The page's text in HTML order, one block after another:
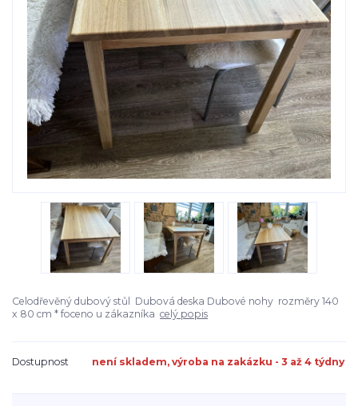
Celodřevěný dubový stůl Dubová deska Dubové nohy rozměry 140
x 80 cm * foceno u zákazníka celý popis
Dostupnost není skladem, výroba na zakázku - 3 až 4 týdny